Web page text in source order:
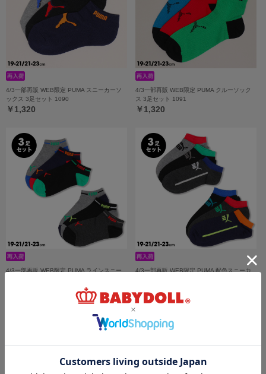
4/3一部再販 WEB限定 PUMA スニーカーソ
ックス 3足セット 1090
￥1,320
4/3一部再販 WEB限定 PUMA クルーソック
ス 3足セット 1091
￥1,320
4/3一部再販 WEB限定 PUMA ラインスニー
4/3一部再販 WEB限定 PUMA 配色スニーカ